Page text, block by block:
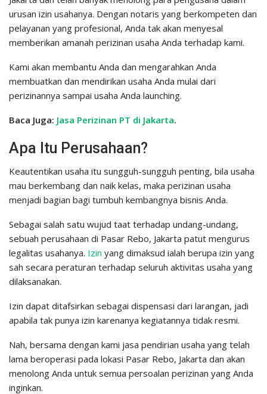
urusan izin usahanya. Dengan notaris yang berkompeten dan
pelayanan yang profesional, Anda tak akan menyesal
memberikan amanah perizinan usaha Anda terhadap kami.
Kami akan membantu Anda dan mengarahkan Anda
membuatkan dan mendirikan usaha Anda mulai dari
perizinannya sampai usaha Anda launching.
Baca Juga: Jasa Perizinan PT di Jakarta.
Apa Itu Perusahaan?
Keautentikan usaha itu sungguh-sungguh penting, bila usaha
mau berkembang dan naik kelas, maka perizinan usaha
menjadi bagian bagi tumbuh kembangnya bisnis Anda.
Sebagai salah satu wujud taat terhadap undang-undang,
sebuah perusahaan di Pasar Rebo, Jakarta patut mengurus
legalitas usahanya. Izin yang dimaksud ialah berupa izin yang
sah secara peraturan terhadap seluruh aktivitas usaha yang
dilaksanakan.
Izin dapat ditafsirkan sebagai dispensasi dari larangan, jadi
apabila tak punya izin karenanya kegiatannya tidak resmi.
Nah, bersama dengan kami jasa pendirian usaha yang telah
lama beroperasi pada lokasi Pasar Rebo, Jakarta dan akan
menolong Anda untuk semua persoalan perizinan yang Anda
inginkan.